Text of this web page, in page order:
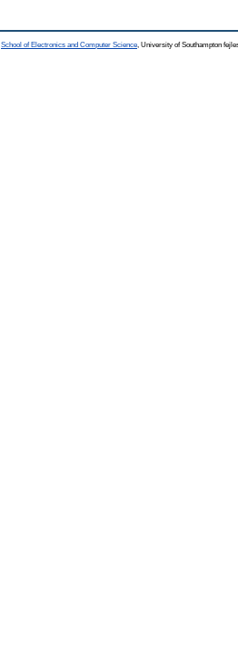
School of Electronics and Computer Science , University of Southampton